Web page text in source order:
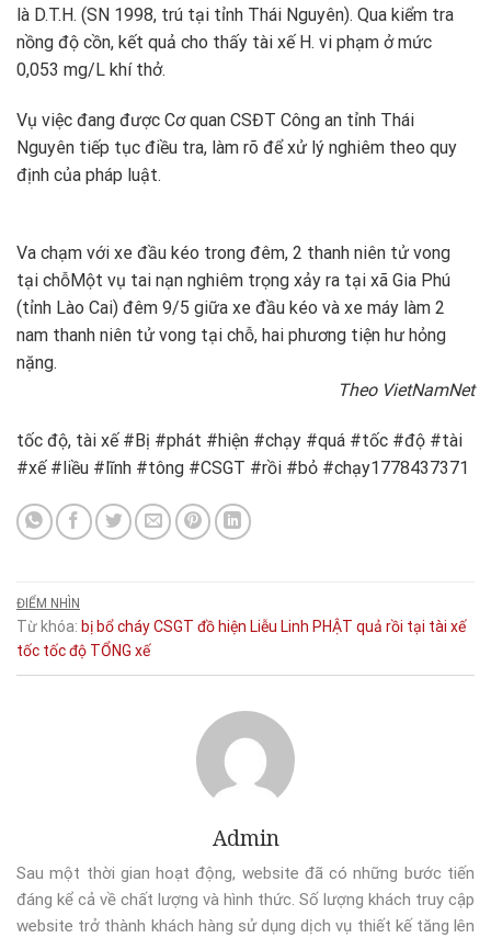
là D.T.H. (SN 1998, trú tại tỉnh Thái Nguyên). Qua kiểm tra
nồng độ cồn, kết quả cho thấy tài xế H. vi phạm ở mức
0,053 mg/L khí thở.
Vụ việc đang được Cơ quan CSĐT Công an tỉnh Thái
Nguyên tiếp tục điều tra, làm rõ để xử lý nghiêm theo quy
định của pháp luật.
Va chạm với xe đầu kéo trong đêm, 2 thanh niên tử vong
tại chỗMột vụ tai nạn nghiêm trọng xảy ra tại xã Gia Phú
(tỉnh Lào Cai) đêm 9/5 giữa xe đầu kéo và xe máy làm 2
nam thanh niên tử vong tại chỗ, hai phương tiện hư hỏng
nặng.
Theo VietNamNet
tốc độ, tài xế #Bị #phát #hiện #chạy #quá #tốc #độ #tài
#xế #liều #lĩnh #tông #CSGT #rồi #bỏ #chạy1778437371
ĐIỂM NHÌN
Từ khóa: bịbổcháyCSGT đồhiện Liễu Linh PHẬT quả rồi tại tài xế
tốc tốc độ TỔNG xế
Admin
Sau một thời gian hoạt động, website đã có những bước tiến
đáng kể cả về chất lượng và hình thức. Số lượng khách truy cập
website trở thành khách hàng sử dụng dịch vụ thiết kế tăng lên